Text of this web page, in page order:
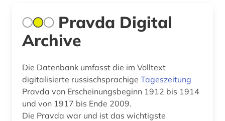
Pravda Digital
Archive
Die Datenbank umfasst die im Volltext
digitalisierte russischsprachige Tageszeitung
Pravda von Erscheinungsbeginn 1912 bis 1914
und von 1917 bis Ende 2009.
Die Pravda war und ist das wichtigste